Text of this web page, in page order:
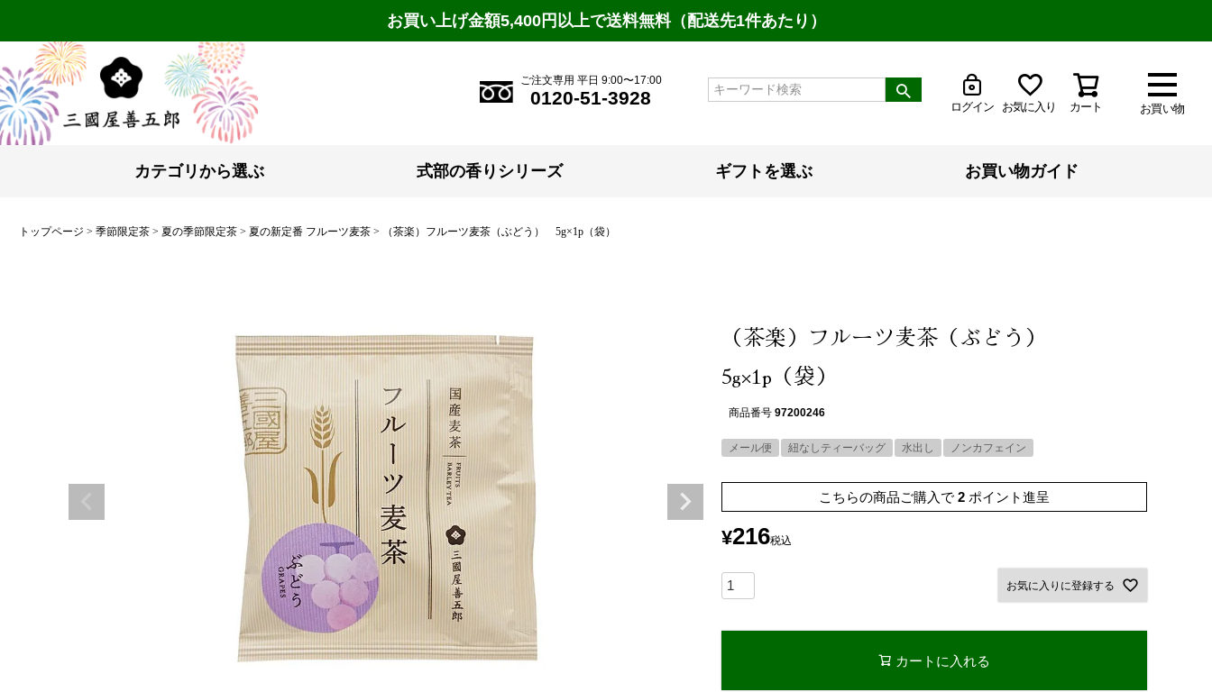
お買い上げ金額5,400円以上で送料無料（配送先1件あたり）
お買い物
ご注文専用 平日 9:00〜17:00
0120-51-3928 ログイン お気に入り カート
カテゴリから選ぶ 式部の香りシリーズ ギフトを選ぶ お買い物ガイド
トップページ 季節限定茶 夏の季節限定茶 夏の新定番 フルーツ麦茶 （茶楽）フルーツ麦茶（ぶどう） 5g×1p（袋）
（茶楽）フルーツ麦茶（ぶどう）
5g×1p（袋）
商品番号 97200246
メール便 紐なしティーバッグ 水出し ノンカフェイン
こちらの商品ご購入で 2 ポイント進呈
¥216税込
お気に入りに登録する
カートに入れる